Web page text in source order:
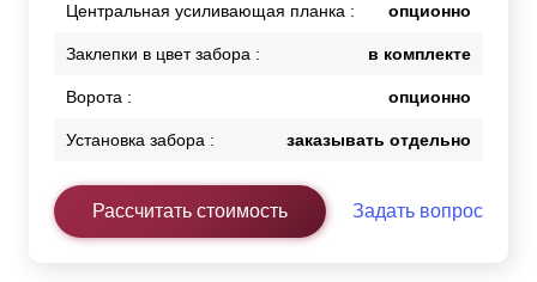
Центральная усиливающая планка : опционно
Заклепки в цвет забора : в комплекте
Ворота : опционно
Установка забора : заказывать отдельно
Рассчитать стоимость Задать вопрос